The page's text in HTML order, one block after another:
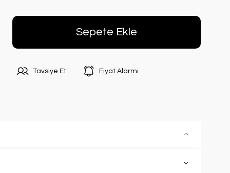
Sepete Ekle
Tavsiye Et Fiyat Alarmı